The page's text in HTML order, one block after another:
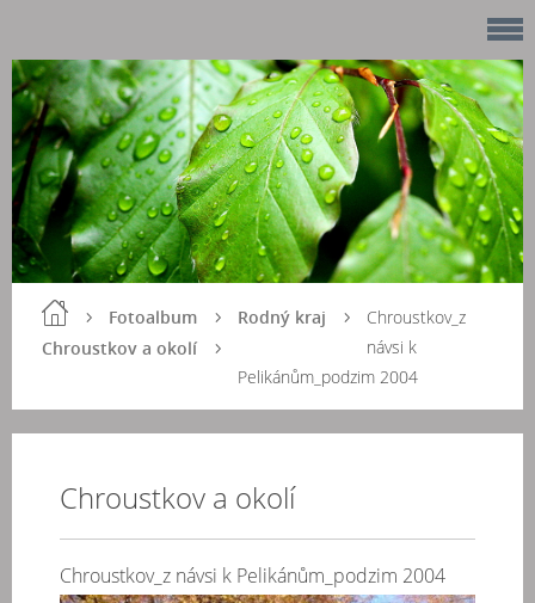
Fotoalbum
Rodný kraj
Chroustkov a okolí
Chroustkov_z
návsi k
Pelikánům_podzim 2004
Chroustkov a okolí
Chroustkov_z návsi k Pelikánům_podzim 2004